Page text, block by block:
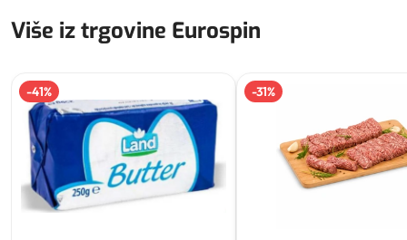
Više iz trgovine Eurospin
-41% -31%